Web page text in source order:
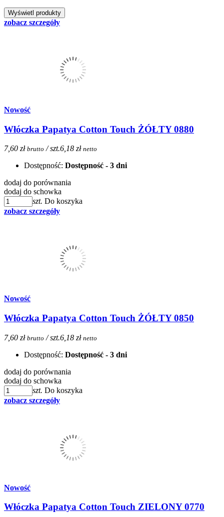
zobacz szczegóły
Nowość
Włóczka Papatya Cotton Touch ŻÓŁTY 0880
7,60 zł brutto / szt.6,18 zł netto
Dostępność: Dostępność - 3 dni
dodaj do porównania
dodaj do schowka
szt. Do koszyka
zobacz szczegóły
Nowość
Włóczka Papatya Cotton Touch ŻÓŁTY 0850
7,60 zł brutto / szt.6,18 zł netto
Dostępność: Dostępność - 3 dni
dodaj do porównania
dodaj do schowka
szt. Do koszyka
zobacz szczegóły
Nowość
Włóczka Papatya Cotton Touch ZIELONY 0770